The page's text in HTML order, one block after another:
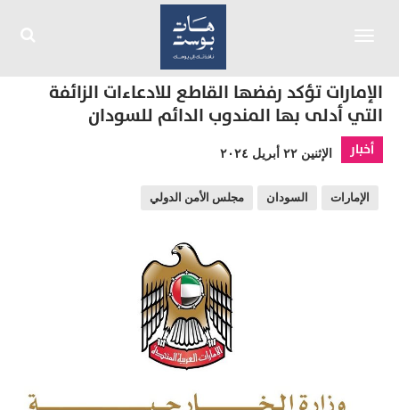
الإمارات تؤكد رفضها القاطع للادعاءات الزائفة
التي أدلى بها المندوب الدائم للسودان
أخبار الإثنين ٢٢ أبريل ٢٠٢٤
الإمارات السودان مجلس الأمن الدولي